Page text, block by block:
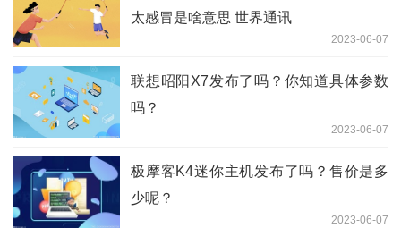
太感冒是啥意思 世界通讯
2023-06-07
联想昭阳X7发布了吗？你知道具体参数
吗？
2023-06-07
极摩客K4迷你主机发布了吗？售价是多
少呢？
2023-06-07